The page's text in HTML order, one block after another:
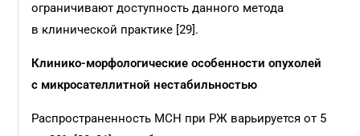
ограничивают доступность данного метода
в клинической практике [29].
Клинико-морфологические особенности опухолей
с микросателлитной нестабильностью
Распространенность МСН при РЖ варьируется от 5